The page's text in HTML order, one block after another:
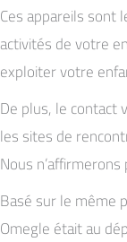
Ces appareils
activités de votre
exploiter votre
De plus, le contact
les sites de
Nous
Basé sur le même
Omegle était au